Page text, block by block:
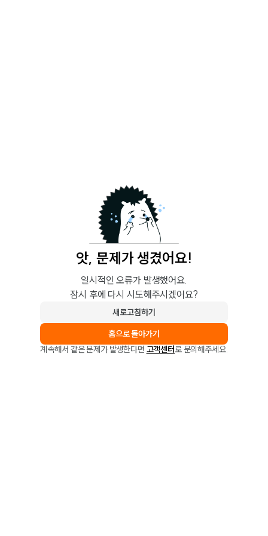
앗, 문제가 생겼어요!
일시적인 오류가 발생했어요.
잠시 후에 다시 시도해주시겠어요?
새로고침하기
홈으로 돌아가기
계속해서 같은 문제가 발생한다면 고객센터로 문의해주세요.